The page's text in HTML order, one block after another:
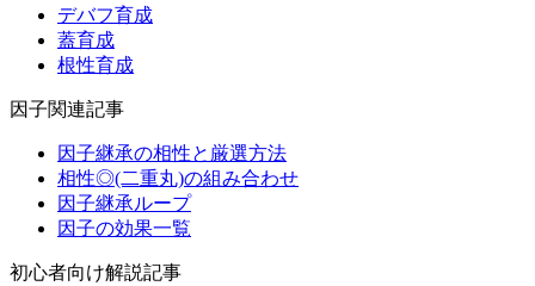
デバフ育成
蓋育成
根性育成
因子関連記事
因子継承の相性と厳選方法
相性◎(二重丸)の組み合わせ
因子継承ループ
因子の効果一覧
初心者向け解説記事